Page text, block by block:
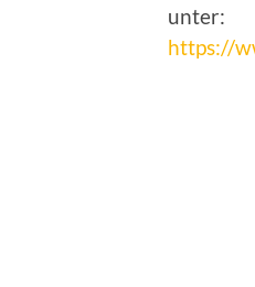
unter:
https://